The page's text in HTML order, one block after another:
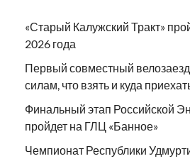
«Старый Калужский Тракт»
2026 года
Первый совместный
силам, что взять и куда
Финальный этап Российской
пройдет на ГЛЦ «Банное»
Чемпионат Республики